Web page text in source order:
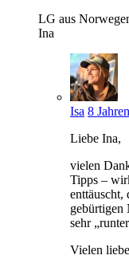
LG aus
Ina
Isa 8
Liebe Ina,
vielen
Tipps –
enttäuscht,
gebürtigen
sehr
Vielen